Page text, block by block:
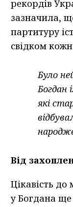
рекордів
зазначила,
партитуру
свідком
Було
Богдан
які
Від
Цікавість до
у Богдана ще